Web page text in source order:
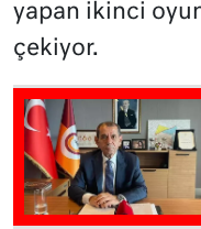
yapan ikinci
çekiyor.